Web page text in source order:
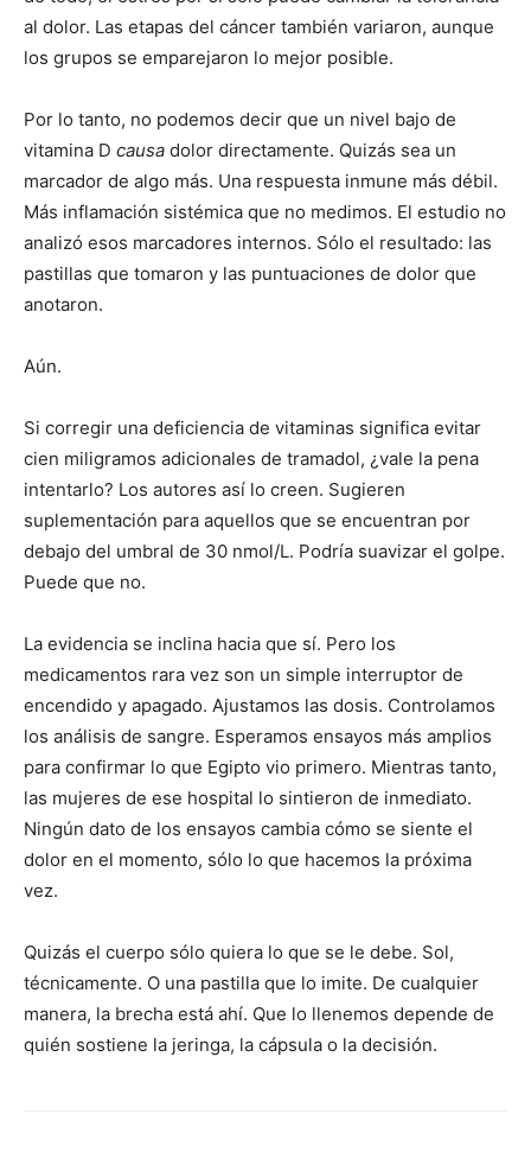
al dolor. Las etapas del cáncer también variaron, aunque
los grupos se emparejaron lo mejor posible.
Por lo tanto, no podemos decir que un nivel bajo de
vitamina D causa dolor directamente. Quizás sea un
marcador de algo más. Una respuesta inmune más débil.
Más inflamación sistémica que no medimos. El estudio no
analizó esos marcadores internos. Sólo el resultado: las
pastillas que tomaron y las puntuaciones de dolor que
anotaron.
Aún.
Si corregir una deficiencia de vitaminas significa evitar
cien miligramos adicionales de tramadol, ¿vale la pena
intentarlo? Los autores así lo creen. Sugieren
suplementación para aquellos que se encuentran por
debajo del umbral de 30 nmol/L. Podría suavizar el golpe.
Puede que no.
La evidencia se inclina hacia que sí. Pero los
medicamentos rara vez son un simple interruptor de
encendido y apagado. Ajustamos las dosis. Controlamos
los análisis de sangre. Esperamos ensayos más amplios
para confirmar lo que Egipto vio primero. Mientras tanto,
las mujeres de ese hospital lo sintieron de inmediato.
Ningún dato de los ensayos cambia cómo se siente el
dolor en el momento, sólo lo que hacemos la próxima
vez.
Quizás el cuerpo sólo quiera lo que se le debe. Sol,
técnicamente. O una pastilla que lo imite. De cualquier
manera, la brecha está ahí. Que lo llenemos depende de
quién sostiene la jeringa, la cápsula o la decisión.